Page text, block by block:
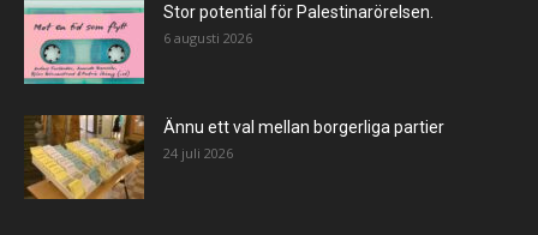
Stor potential för Palestinarörelsen.
6 augusti 2026
Ännu ett val mellan borgerliga partier
24 juli 2026